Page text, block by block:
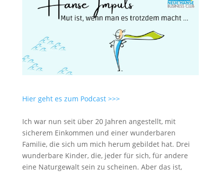
Hier geht es zum Podcast >>>
Ich war nun seit über 20 Jahren angestellt, mit
sicherem Einkommen und einer wunderbaren
Familie, die sich um mich herum gebildet hat. Drei
wunderbare Kinder, die, jeder für sich, für andere
eine Naturgewalt sein zu scheinen. Aber das ist,